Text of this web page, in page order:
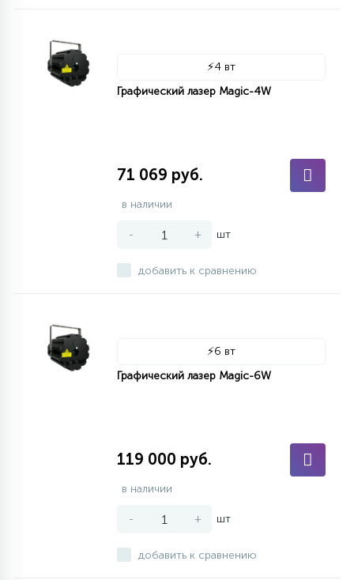
⚡4 вт
Графический лазер Magic-4W
71 069 руб.
в наличии
- + шт
добавить к сравнению
⚡6 вт
Графический лазер Magic-6W
119 000 руб.
в наличии
- + шт
добавить к сравнению